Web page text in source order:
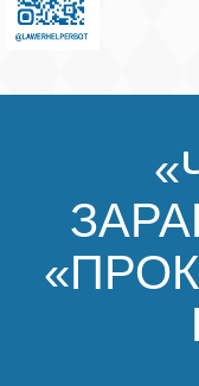
Задать вопрос
Отзывы
Полезные